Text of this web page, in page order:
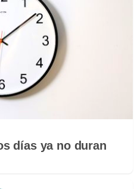
días ya no duran